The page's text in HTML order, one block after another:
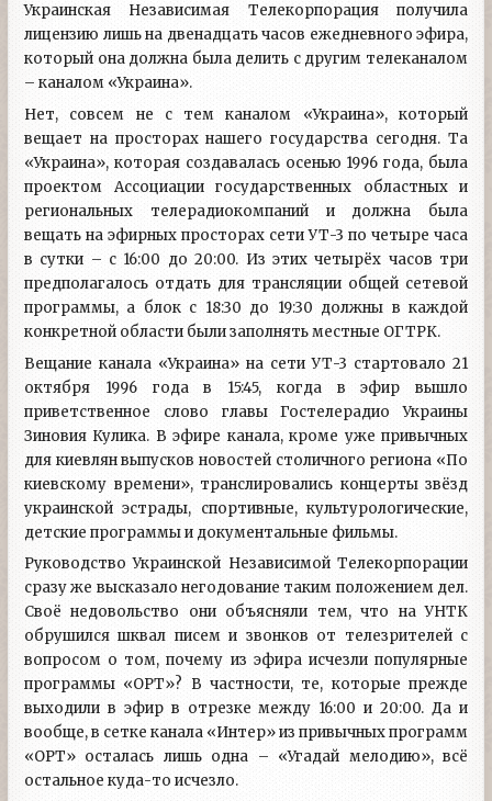
Украинская Независимая Телекорпорация получила
лицензию лишь на двенадцать часов ежедневного эфира,
который она должна была делить с другим телеканалом
– каналом «Украина».
Нет, совсем не с тем каналом «Украина», который
вещает на просторах нашего государства сегодня. Та
«Украина», которая создавалась осенью 1996 года, была
проектом Ассоциации государственных областных и
региональных телерадиокомпаний и должна была
вещать на эфирных просторах сети УТ-3 по четыре часа
в сутки – с 16:00 до 20:00. Из этих четырёх часов три
предполагалось отдать для трансляции общей сетевой
программы, а блок с 18:30 до 19:30 должны в каждой
конкретной области были заполнять местные ОГТРК.
Вещание канала «Украина» на сети УТ-3 стартовало 21
октября 1996 года в 15:45, когда в эфир вышло
приветственное слово главы Гостелерадио Украины
Зиновия Кулика. В эфире канала, кроме уже привычных
для киевлян выпусков новостей столичного региона «По
киевскому времени», транслировались концерты звёзд
украинской эстрады, спортивные, культурологические,
детские программы и документальные фильмы.
Руководство Украинской Независимой Телекорпорации
сразу же высказало негодование таким положением дел.
Своё недовольство они объясняли тем, что на УНТК
обрушился шквал писем и звонков от телезрителей с
вопросом о том, почему из эфира исчезли популярные
программы «ОРТ»? В частности, те, которые прежде
выходили в эфир в отрезке между 16:00 и 20:00. Да и
вообще, в сетке канала «Интер» из привычных программ
«ОРТ» осталась лишь одна – «Угадай мелодию», всё
остальное куда-то исчезло.